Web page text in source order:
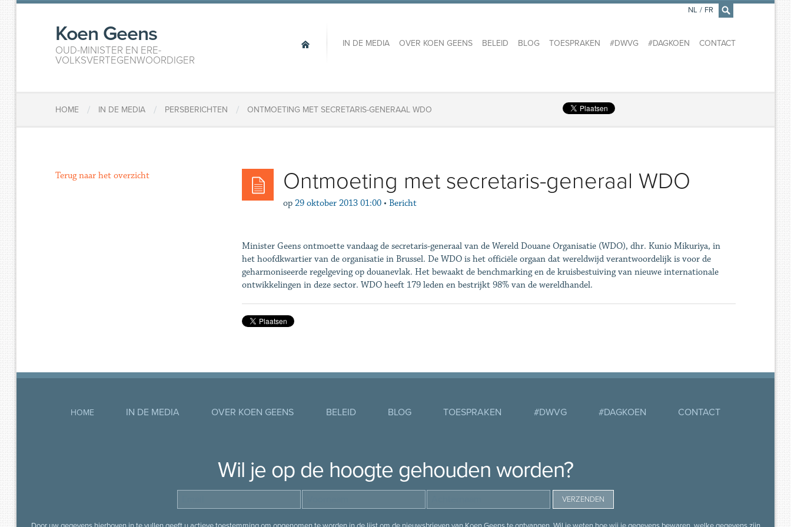
×
Koen Geens
OUD-MINISTER EN ERE-
VOLKSVERTEGENWOORDIGER
IN DE MEDIA OVER KOEN GEENS BELEID BLOG TOESPRAKEN #DWVG #DAGKOEN CONTACT
NL / FR
HOME / IN DE MEDIA / PERSBERICHTEN / ONTMOETING MET SECRETARIS-GENERAAL WDO
Ontmoeting met secretaris-generaal WDO
op 29 oktober 2013 01:00 • Bericht
Minister Geens ontmoette vandaag de secretaris-generaal van de Wereld Douane Organisatie (WDO), dhr. Kunio Mikuriya, in
het hoofdkwartier van de organisatie in Brussel. De WDO is het officiële orgaan dat wereldwijd verantwoordelijk is voor de
geharmoniseerde regelgeving op douanevlak. Het bewaakt de benchmarking en de kruisbestuiving van nieuwe internationale
ontwikkelingen in deze sector. WDO heeft 179 leden en bestrijkt 98% van de wereldhandel.
Terug naar het overzicht
HOME IN DE MEDIA OVER KOEN GEENS BELEID BLOG TOESPRAKEN #DWVG #DAGKOEN CONTACT
Wil je op de hoogte gehouden worden?